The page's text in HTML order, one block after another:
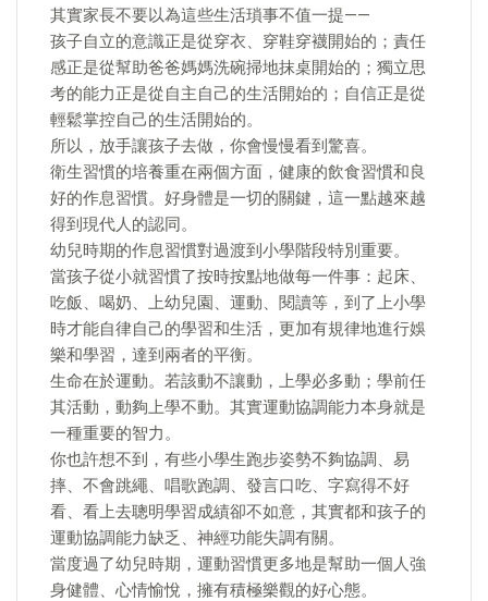
其實家長不要以為這些生活瑣事不值一提——
孩子自立的意識正是從穿衣、穿鞋穿襪開始的；責任
感正是從幫助爸爸媽媽洗碗掃地抹桌開始的；獨立思
考的能力正是從自主自己的生活開始的；自信正是從
輕鬆掌控自己的生活開始的。
所以，放手讓孩子去做，你會慢慢看到驚喜。
衛生習慣的培養重在兩個方面，健康的飲食習慣和良
好的作息習慣。好身體是一切的關鍵，這一點越來越
得到現代人的認同。
幼兒時期的作息習慣對過渡到小學階段特別重要。
當孩子從小就習慣了按時按點地做每一件事：起床、
吃飯、喝奶、上幼兒園、運動、閱讀等，到了上小學
時才能自律自己的學習和生活，更加有規律地進行娛
樂和學習，達到兩者的平衡。
生命在於運動。若該動不讓動，上學必多動；學前任
其活動，動夠上學不動。其實運動協調能力本身就是
一種重要的智力。
你也許想不到，有些小學生跑步姿勢不夠協調、易
摔、不會跳繩、唱歌跑調、發言口吃、字寫得不好
看、看上去聰明學習成績卻不如意，其實都和孩子的
運動協調能力缺乏、神經功能失調有關。
當度過了幼兒時期，運動習慣更多地是幫助一個人強
身健體、心情愉悅，擁有積極樂觀的好心態。